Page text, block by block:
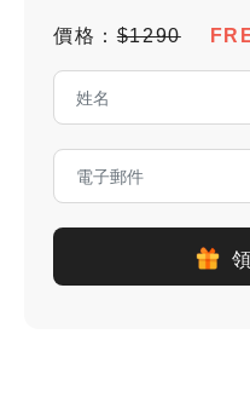
價格：$1290